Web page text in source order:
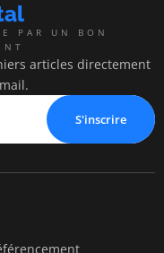
PAR UN BON
articles directement
S'inscrire